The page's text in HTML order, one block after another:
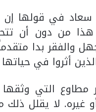
في قولها إن
من دون أن
والفقر بدا
أثروا في
مطاوع التي
لا يقلل ذلك